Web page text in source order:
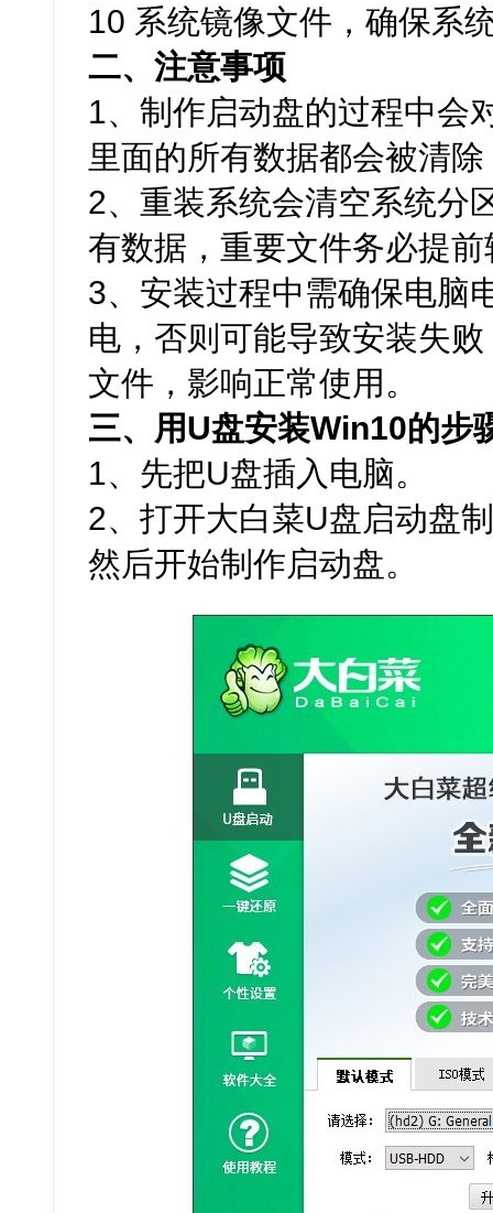
10 系统镜像文件，确保系
二、注意事项
1、制作启动盘的过程中会
里面的所有数据都会被清
2、重装系统会清空系统分
有数据，重要文件务必提
3、安装过程中需确保电脑
电，否则可能导致安装失
文件，影响正常使用。
三、用U盘安装Win10的步
1、先把U盘插入电脑。
2、打开大白菜U盘启动盘
然后开始制作启动盘。